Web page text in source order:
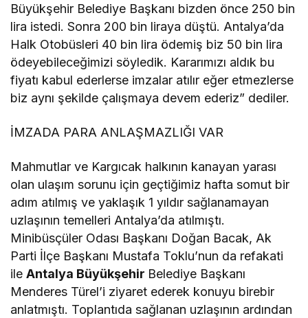
Büyükşehir Belediye Başkanı bizden önce 250 bin
lira istedi. Sonra 200 bin liraya düştü. Antalya’da
Halk Otobüsleri 40 bin lira ödemiş biz 50 bin lira
ödeyebileceğimizi söyledik. Kararımızı aldık bu
fiyatı kabul ederlerse imzalar atılır eğer etmezlerse
biz aynı şekilde çalışmaya devem ederiz” dediler.
İMZADA PARA ANLAŞMAZLIĞI VAR
Mahmutlar ve Kargıcak halkının kanayan yarası
olan ulaşım sorunu için geçtiğimiz hafta somut bir
adım atılmış ve yaklaşık 1 yıldır sağlanamayan
uzlaşının temelleri Antalya’da atılmıştı.
Minibüsçüler Odası Başkanı Doğan Bacak, Ak
Parti İlçe Başkanı Mustafa Toklu’nun da refakati
ileAntalya Büyükşehir Belediye Başkanı
Menderes Türel’i ziyaret ederek konuyu birebir
anlatmıştı. Toplantıda sağlanan uzlaşının ardından